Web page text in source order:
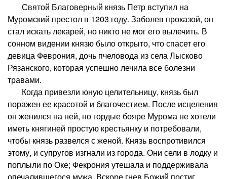
Святой Благоверный князь Петр вступил на
Муромский престол в 1203 году. Заболев проказой, он
стал искать лекарей, но никто не мог его вылечить. В
сонном видении князю было открыто, что спасет его
девица Феврония, дочь пчеловода из села Лысково
Рязанского, которая успешно лечила все болезни
травами.
Когда привезли юную целительницу, князь был
поражен ее красотой и благочестием. После исцеления
он женился на ней, но гордые бояре Мурома не хотели
иметь княгиней простую крестьянку и потребовали,
чтобы князь развелся с женой. Князь воспротивился
этому, и супругов изгнали из города. Они сели в лодку и
поплыли по Оке; Фекрония утешала и поддерживала
опечалившегося мужа. Вскоре гнев Божий постиг